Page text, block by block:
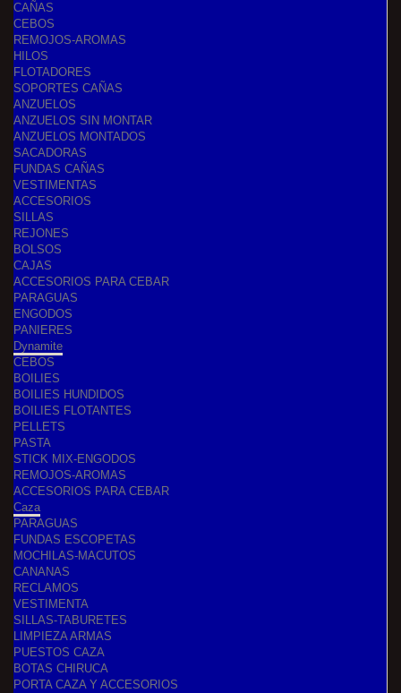
CAÑAS
CEBOS
REMOJOS-AROMAS
HILOS
FLOTADORES
SOPORTES CAÑAS
ANZUELOS
ANZUELOS SIN MONTAR
ANZUELOS MONTADOS
SACADORAS
FUNDAS CAÑAS
VESTIMENTAS
ACCESORIOS
SILLAS
REJONES
BOLSOS
CAJAS
ACCESORIOS PARA CEBAR
PARAGUAS
ENGODOS
PANIERES
Dynamite
CEBOS
BOILIES
BOILIES HUNDIDOS
BOILIES FLOTANTES
PELLETS
PASTA
STICK MIX-ENGODOS
REMOJOS-AROMAS
ACCESORIOS PARA CEBAR
Caza
PARAGUAS
FUNDAS ESCOPETAS
MOCHILAS-MACUTOS
CANANAS
RECLAMOS
VESTIMENTA
SILLAS-TABURETES
LIMPIEZA ARMAS
PUESTOS CAZA
BOTAS CHIRUCA
PORTA CAZA Y ACCESORIOS